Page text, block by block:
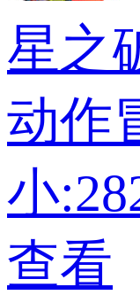
星之
动作
小
查看